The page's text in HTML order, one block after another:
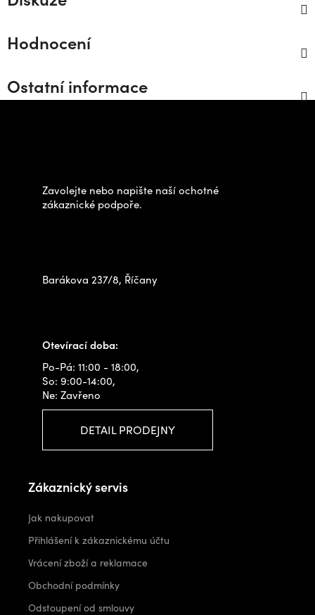
Hodnocení
Ostatní informace
Z
Zavolejte nebo napište naší ochotné
zákaznické podpoře.
Barákova 237/8, Říčany
Otevírací doba:
Po-Pá: 11:00 - 18:00,
So: 9:00-14:00,
Ne: Zavřeno
DETAIL PRODEJNY
Zákaznický servis
Jak nakupovat
Přihlášení k zákaznickému účtu
Vrácení zboží a reklamace
Obchodní podmínky
Odstoupení od smlouvy